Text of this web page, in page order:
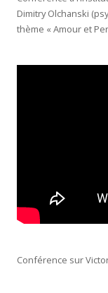
Dimitry Olchanski
thème « Amour et
Conférence sur